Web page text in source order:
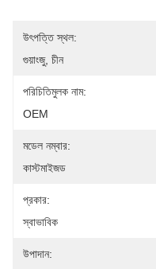
উৎপত্তি স্থল:
গুয়াংজু, চীন
পরিচিতিমুলক নাম:
OEM
মডেল নম্বার:
কাস্টমাইজড
প্রকার:
স্বাভাবিক
উপাদান: